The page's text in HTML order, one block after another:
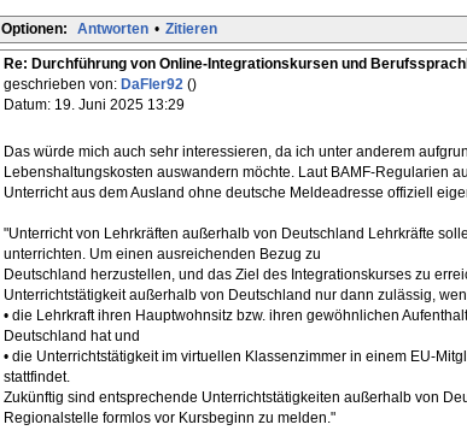
Optionen: Antworten • Zitieren
Re: Durchführung von Online-Integrationskursen und
geschrieben von: DaFler92 ()
Datum: 19. Juni 2025 13:29
Das würde mich auch sehr interessieren, da ich unter anderem
Lebenshaltungskosten auswandern möchte. Laut BAMF-Regularien
Unterricht aus dem Ausland ohne deutsche Meldeadresse offiziell
"Unterricht von Lehrkräften außerhalb von Deutschland Lehrkräfte
unterrichten. Um einen ausreichenden Bezug zu
Deutschland herzustellen, und das Ziel des Integrationskurses zu
Unterrichtstätigkeit außerhalb von Deutschland nur dann zulässig,
• die Lehrkraft ihren Hauptwohnsitz bzw. ihren gewöhnlichen
Deutschland hat und
• die Unterrichtstätigkeit im virtuellen Klassenzimmer in einem EU-
stattfindet.
Zukünftig sind entsprechende Unterrichtstätigkeiten außerhalb von
Regionalstelle formlos vor Kursbeginn zu melden."